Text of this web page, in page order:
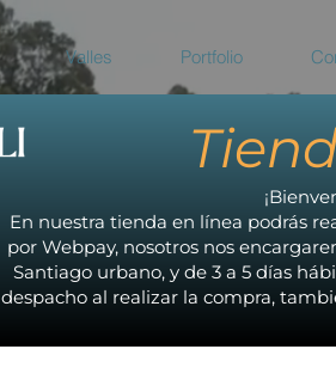
Valles Portfolio
En nuestra tienda en línea podrás
por Webpay, nosotros nos
Santiago urbano, y de 3 a 5 días
despacho al realizar la compra,